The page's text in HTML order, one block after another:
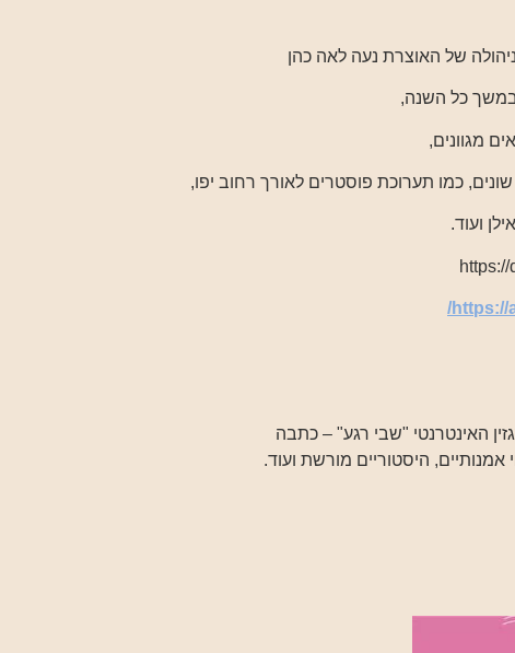
של האוצרת נעה לאה כהן
כל השנה,
מגוונים,
כמו תערוכת פוסטרים לאורך רחוב יפו,
ועוד.
https://
האינטרנטי "שבי רגע" – כתבה
אמנותיים, היסטוריים מורשת ועוד.